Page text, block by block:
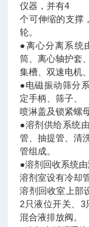
仪器，并有4
个可伸缩的支撑
轮。
●离心分离系统
筒、离心轴护套
集槽、双速电机
●电磁振动筛分
定手柄、筛子、
喷淋盖及锁紧螺
●溶剂供给系统
管、抽提管、清
管组成。
●溶剂回收系统
溶剂室设有冷却
溶剂回收室上部
2只液位开关、3
混合液排放阀。